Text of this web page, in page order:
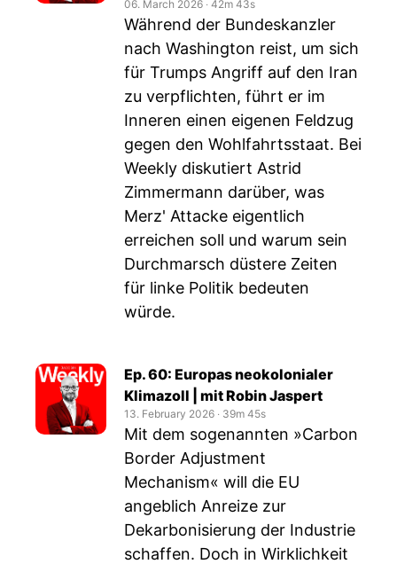
06. March 2026 ‧ 42m 43s
Während der Bundeskanzler
nach Washington reist, um sich
für Trumps Angriff auf den Iran
zu verpflichten, führt er im
Inneren einen eigenen Feldzug
gegen den Wohlfahrtsstaat. Bei
Weekly diskutiert Astrid
Zimmermann darüber, was
Merz' Attacke eigentlich
erreichen soll und warum sein
Durchmarsch düstere Zeiten
für linke Politik bedeuten
würde.
Ep. 60: Europas neokolonialer
Klimazoll | mit Robin Jaspert
13. February 2026 ‧ 39m 45s
Mit dem sogenannten »Carbon
Border Adjustment
Mechanism« will die EU
angeblich Anreize zur
Dekarbonisierung der Industrie
schaffen. Doch in Wirklichkeit